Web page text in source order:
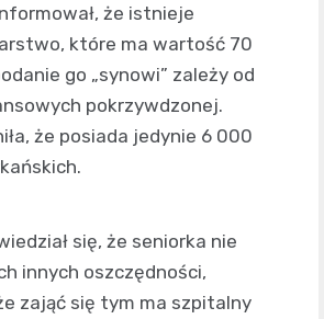
że istnieje
które ma wartość 70
go „synowi” zależy od
pokrzywdzonej.
że posiada jedynie 6 000
się, że seniorka nie
innych oszczędności,
zająć się tym ma szpitalny